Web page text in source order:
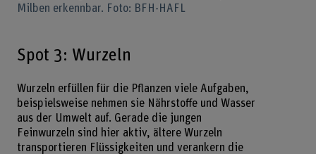
Milben erkennbar. Foto: BFH-HAFL
Spot 3: Wurzeln
Wurzeln erfüllen für die Pflanzen viele Aufgaben,
beispielsweise nehmen sie Nährstoffe und Wasser
aus der Umwelt auf. Gerade die jungen
Feinwurzeln sind hier aktiv, ältere Wurzeln
transportieren Flüssigkeiten und verankern die